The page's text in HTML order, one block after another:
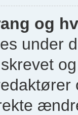
og
under